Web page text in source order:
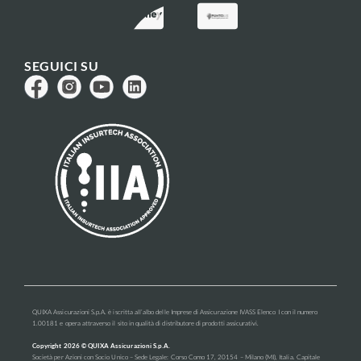
SEGUICI SU
QUIXA Assicurazioni S.p.A. è iscritta all’albo delle Imprese di Assicurazione IVASS Elenco I con il numero
1.00181 e opera attraverso il sito in qualità di distributore di prodotti assicurativi.
Copyright 2026© QUIXA Assicurazioni S.p.A.
Società per Azioni con Socio Unico – Sede Legale: Corso Como 17, 20154 – Milano (MI), Italia. Capitale